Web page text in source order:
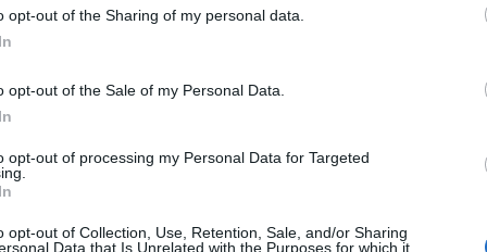
opt-out of the Sharing of my personal data.
opt-out of the Sale of my Personal Data.
opt-out of processing my Personal Data for Targeted
opt-out of Collection, Use, Retention, Sale, and/or Sharing
Data that Is Unrelated with the Purposes for which it
στον ΣΥΡΙΖΑ”, σχολίασε ο
Οικονόμου να συμπληρώνει “κ.
καλό μήνυμα αυτό για τον ΣΥΡΙΖΑ”.